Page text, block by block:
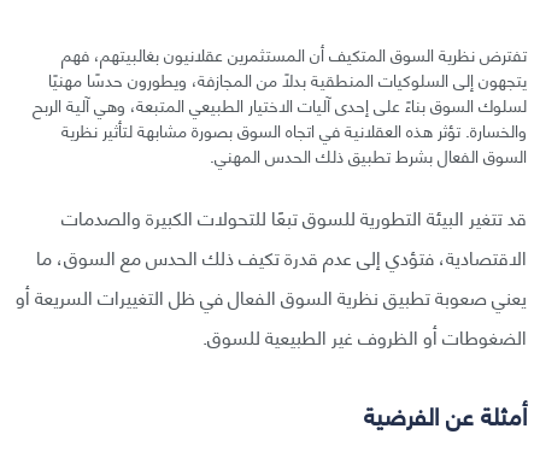
تفترض نظرية السوق المتكيف أن المستثمرين عقلانيون بغالبيتهم، فهم
يتجهون إلى السلوكيات المنطقية بدلًا من المجازفة، ويطورون حدسًا مهنيًا
لسلوك السوق بناءً على إحدى آليات الاختيار الطبيعي المتبعة، وهي آلية الربح
والخسارة. تؤثر هذه العقلانية في اتجاه السوق بصورة مشابهة لتأثير نظرية
السوق الفعال بشرط تطبيق ذلك الحدس المهني.
قد تتغير البيئة التطورية للسوق تبعًا للتحولات الكبيرة والصدمات
الاقتصادية، فتؤدي إلى عدم قدرة تكيف ذلك الحدس مع السوق، ما
يعني صعوبة تطبيق نظرية السوق الفعال في ظل التغييرات السريعة أو
الضغوطات أو الظروف غير الطبيعية للسوق.
أمثلة عن الفرضية